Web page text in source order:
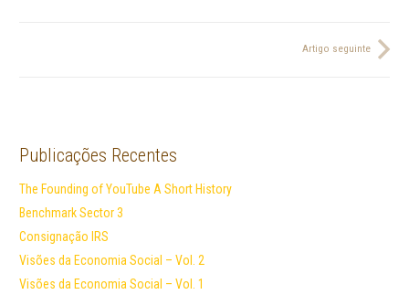
Artigo seguinte
Publicações Recentes
The Founding of YouTube A Short History
Benchmark Sector 3
Consignação IRS
Visões da Economia Social – Vol. 2
Visões da Economia Social – Vol. 1